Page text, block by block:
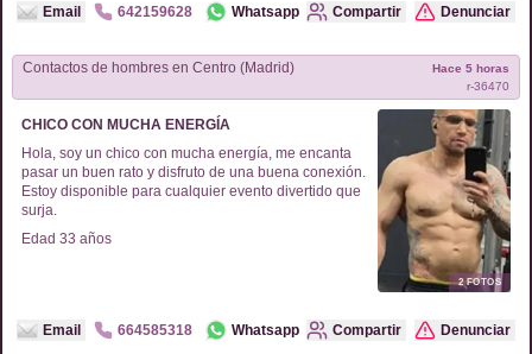
Email 642159628 Whatsapp Compartir Denunciar
Contactos de hombres en Centro (Madrid)
r-36470
Hace 5 horas
CHICO CON MUCHA ENERGÍA
Hola, soy un chico con mucha energía, me encanta
pasar un buen rato y disfruto de una buena conexión.
Estoy disponible para cualquier evento divertido que
surja.
Edad 33 años
2FOTOS
Email 664585318 Whatsapp Compartir Denunciar